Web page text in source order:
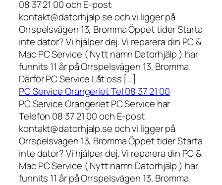
08 37 21 00 och E-post
kontakt@datorhjalp.se och vi ligger på
Orrspelsvägen 13, Bromma Öppet tider Starta
inte dator? Vi hjälper dej. Vi reparera din PC &
Mac PC Service ( Nytt namn Datorhjälp ) har
funnits 11 år på Orrspelsvägen 13, Bromma.
Därför PC Service Låt oss […]
PC Service Orangeriet Tel 08 37 21 00
PC Service Orangeriet PC Service har
Telefon 08 37 21 00 och E-post
kontakt@datorhjalp.se och vi ligger på
Orrspelsvägen 13, Bromma Öppet tider Starta
inte dator? Vi hjälper dej. Vi reparera din PC &
Mac PC Service ( Nytt namn Datorhjälp ) har
funnits 11 år på Orrspelsvägen 13, Bromma.